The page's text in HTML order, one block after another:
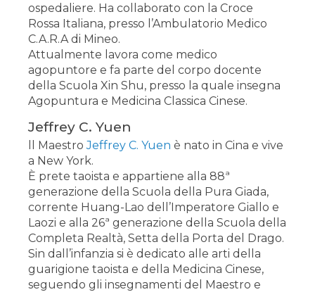
ospedaliere. Ha collaborato con la Croce
Rossa Italiana, presso l’Ambulatorio Medico
C.A.R.A di Mineo.
Attualmente lavora come medico
agopuntore e fa parte del corpo docente
della Scuola Xin Shu, presso la quale insegna
Agopuntura e Medicina Classica Cinese.
Jeffrey C. Yuen
ll MaestroJeffrey C. Yuen è nato in Cina e vive
a New York.
È prete taoista e appartiene alla 88ª
generazione della Scuola della Pura Giada,
corrente Huang-Lao dell’Imperatore Giallo e
Laozi e alla 26ª generazione della Scuola della
Completa Realtà, Setta della Porta del Drago.
Sin dall’infanzia si è dedicato alle arti della
guarigione taoista e della Medicina Cinese,
seguendo gli insegnamenti del Maestro e